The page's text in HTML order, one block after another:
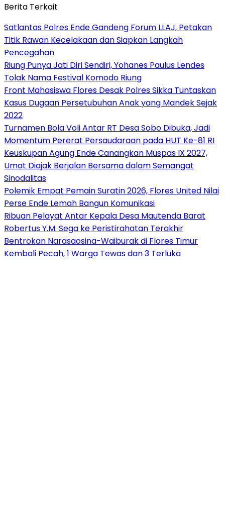
Berita Terkait
Satlantas Polres Ende Gandeng Forum LLAJ, Petakan
Titik Rawan Kecelakaan dan Siapkan Langkah
Pencegahan
Riung Punya Jati Diri Sendiri, Yohanes Paulus Lendes
Tolak Nama Festival Komodo Riung
Front Mahasiswa Flores Desak Polres Sikka Tuntaskan
Kasus Dugaan Persetubuhan Anak yang Mandek Sejak
2022
Turnamen Bola Voli Antar RT Desa Sobo Dibuka, Jadi
Momentum Pererat Persaudaraan pada HUT Ke-81 RI
Keuskupan Agung Ende Canangkan Muspas IX 2027,
Umat Diajak Berjalan Bersama dalam Semangat
Sinodalitas
Polemik Empat Pemain Suratin 2026, Flores United Nilai
Perse Ende Lemah Bangun Komunikasi
Ribuan Pelayat Antar Kepala Desa Mautenda Barat
Robertus Y.M. Sega ke Peristirahatan Terakhir
Bentrokan Narasaosina-Waiburak di Flores Timur
Kembali Pecah, 1 Warga Tewas dan 3 Terluka